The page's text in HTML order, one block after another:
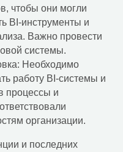
чтобы они могли
BI-инструменты и
Важно провести
системы.
Необходимо
работу BI-системы и
процессы и
организации.
и последних